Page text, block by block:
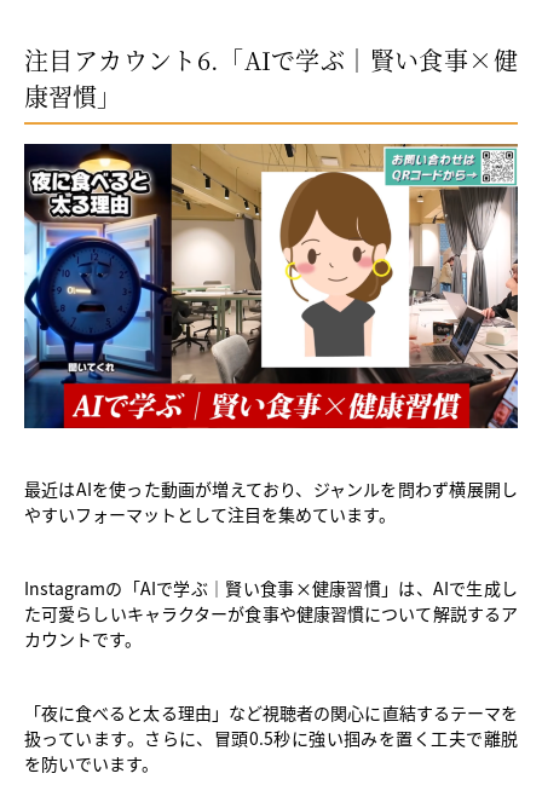
注目アカウント6.「AIで学ぶ｜賢い食事×健
康習慣」
最近はAIを使った動画が増えており、ジャンルを問わず横展開し
やすいフォーマットとして注目を集めています。
Instagramの「AIで学ぶ｜賢い食事×健康習慣」は、AIで生成し
た可愛らしいキャラクターが食事や健康習慣について解説するア
カウントです。
「夜に食べると太る理由」など視聴者の関心に直結するテーマを
扱っています。さらに、冒頭0.5秒に強い掴みを置く工夫で離脱
を防いでいます。